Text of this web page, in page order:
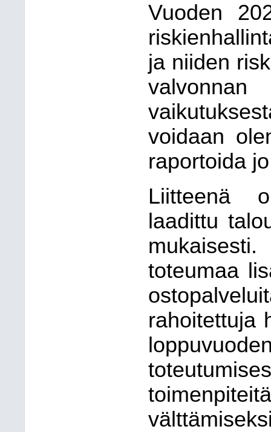
Vuoden
ja niiden
valvonnan
voidaan
raportoida
Liitteenä
laadittu
toteumaa
rahoitettuja